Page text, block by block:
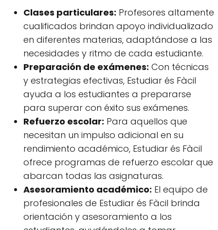
Clases particulares: Profesores altamente
cualificados brindan apoyo individualizado
en diferentes materias, adaptándose a las
necesidades y ritmo de cada estudiante.
Preparación de exámenes: Con técnicas
y estrategias efectivas, Estudiar és Fàcil
ayuda a los estudiantes a prepararse
para superar con éxito sus exámenes.
Refuerzo escolar: Para aquellos que
necesitan un impulso adicional en su
rendimiento académico, Estudiar és Fàcil
ofrece programas de refuerzo escolar que
abarcan todas las asignaturas.
Asesoramiento académico: El equipo de
profesionales de Estudiar és Fàcil brinda
orientación y asesoramiento a los